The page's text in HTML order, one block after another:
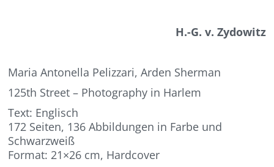
H.-G. v. Zydowitz
Maria Antonella Pelizzari, Arden Sherman
125th Street – Photography in Harlem
Text: Englisch
172 Seiten, 136 Abbildungen in Farbe und
Schwarzweiß
Format: 21×26 cm, Hardcover